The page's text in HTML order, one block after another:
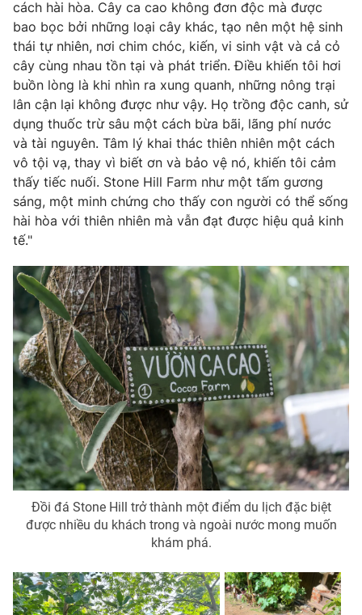
cách hài hòa. Cây ca cao không đơn độc mà được
bao bọc bởi những loại cây khác, tạo nên một hệ sinh
thái tự nhiên, nơi chim chóc, kiến, vi sinh vật và cả cỏ
cây cùng nhau tồn tại và phát triển. Điều khiến tôi hơi
buồn lòng là khi nhìn ra xung quanh, những nông trại
lân cận lại không được như vậy. Họ trồng độc canh, sử
dụng thuốc trừ sâu một cách bừa bãi, lãng phí nước
và tài nguyên. Tâm lý khai thác thiên nhiên một cách
vô tội vạ, thay vì biết ơn và bảo vệ nó, khiến tôi cảm
thấy tiếc nuối. Stone Hill Farm như một tấm gương
sáng, một minh chứng cho thấy con người có thể sống
hài hòa với thiên nhiên mà vẫn đạt được hiệu quả kinh
tế."
Đồi đá Stone Hill trở thành một điểm du lịch đặc biệt
được nhiều du khách trong và ngoài nước mong muốn
khám phá.